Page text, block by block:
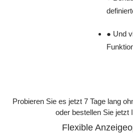
● Und
Probieren Sie es jetzt 7 Tage lang
oder bestellen Sie jetzt
Flexible